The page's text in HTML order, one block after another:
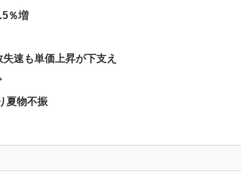
％増
速も単価上昇が下支え
夏物不振